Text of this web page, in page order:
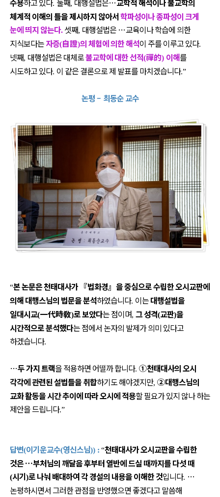
수용하고 있다. 둘째, 대행설법은…교학적 해석이나 불교학의
체계적 이해의 틀을 제시하지 않아서학파성이나 종파성이 크게
눈에 띄지 않는다. 셋째, 대행설법은 …교육이나 학습에 의한
지식보다는자증(自證)의 체험에 의한 해석이 주를 이루고 있다.
넷째, 대행설법은 대체로불교학에 대한 선적(禪的) 이해를
시도하고 있다. 이 같은 결론으로 제 발표를 마치겠습니다.”
논평– 최동순 교수
“본 논문은 천태대사가 『법화경』 을 중심으로 수립한 오시교판에
의해 대행스님의 법문을 분석하였습니다. 이는대행설법을
일대시교(一代時敎)로 보았다는 점이며, 그 성격(교판)을
시간적으로 분석했다는 점에서 논자의 발제가 의미 있다고
하겠습니다.
…두 가지 트랙을 적용하면 어떨까 합니다. ①천태대사의 오시
각각에 관련된 설법들을 취합하기도 해야겠지만, ②대행스님의
교화 활동을 시간 추이에 따라 오시에 적용할 필요가 있지 않나 하는
제안을 드립니다.”
답변(이기운교수(영신스님)) : “천태대사가 오시교판을 수립한
것은…부처님의 깨달음 후부터 열반에 드실 때까지를 다섯 때
(시기)로 나눠 배대하여 각 경설의 내용을 이해한 것입니다. …
논평하시면서 그러한 관점을 반영했으면 좋겠다고 말씀해